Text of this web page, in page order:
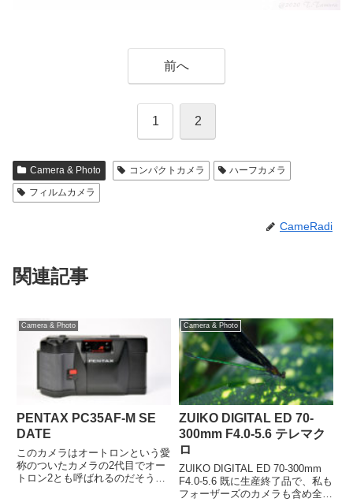
前へ
1 2
Camera & Photo コンパクトカメラ
ハーフカメラ
フィルムカメラ
CameRadi
関連記事
Camera & Photo
PENTAX PC35AF-M SE
DATE
このカメラはオートロンという愛
称のついたカメラの2代目でオー
トロン2とも呼ばれるのだそうで
Camera & Photo
ZUIKO DIGITAL ED 70-
300mm F4.0-5.6 テレマク
ロ
ZUIKO DIGITAL ED 70-300mm
F4.0-5.6 既に生産終了品で、私も
フォーザーズのカメラも含め全て